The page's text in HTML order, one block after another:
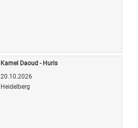
Kamel Daoud - Huris
20.10.2026
Heidelberg